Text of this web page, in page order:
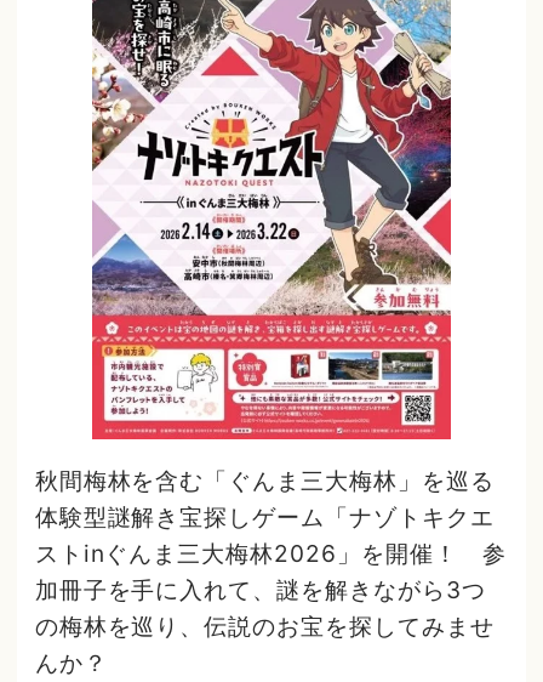
秋間梅林を含む「ぐんま三大梅林」を巡る
体験型謎解き宝探しゲーム「ナゾトキクエ
ストinぐんま三大梅林2026」を開催！ 参
加冊子を手に入れて、謎を解きながら3つ
の梅林を巡り、伝説のお宝を探してみませ
んか？